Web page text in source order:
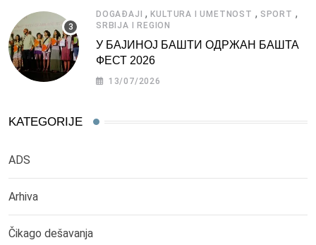
DOGAĐAJI ,KULTURA I UMETNOST , SPORT ,
SRBIJA I REGION
У БАЈИНОЈ БАШТИ ОДРЖАН БАШТА
ФЕСТ 2026
13/07/2026
KATEGORIJE
ADS
Arhiva
Čikago dešavanja